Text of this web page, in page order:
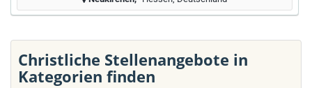
Christliche Stellenangebote in
Kategorien finden